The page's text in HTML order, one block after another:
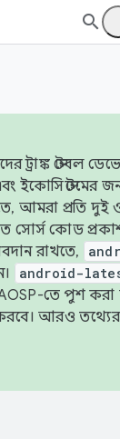
ট্রাঙ্ক স্টেবল
ইকোসিস্টেমের
আমরা প্রতি দুই
সোর্স কোড
রাখতে,
android-
AOSP-তে পুশ করা
আরও